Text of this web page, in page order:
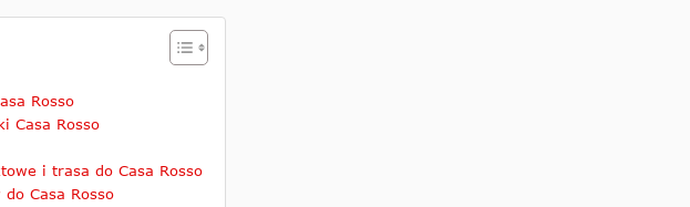
Rosso
Casa Rosso
i trasa do Casa Rosso
Casa Rosso